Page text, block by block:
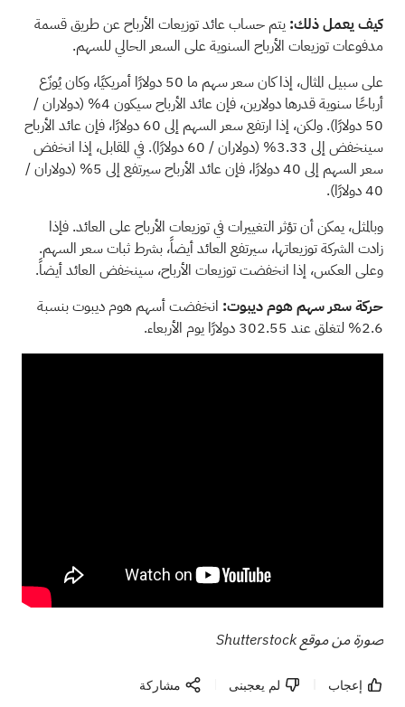
كيف يعمل ذلك: يتم حساب عائد توزيعات الأرباح عن طريق قسمة
مدفوعات توزيعات الأرباح السنوية على السعر الحالي للسهم.
على سبيل المثال، إذا كان سعر سهم ما 50 دولارًا أمريكيًا، وكان يُوزّع
أرباحًا سنوية قدرها دولارين، فإن عائد الأرباح سيكون 4% (دولاران /
50 دولارًا). ولكن، إذا ارتفع سعر السهم إلى 60 دولارًا، فإن عائد الأرباح
سينخفض إلى 3.33% (دولاران / 60 دولارًا). في المقابل، إذا انخفض
سعر السهم إلى 40 دولارًا، فإن عائد الأرباح سيرتفع إلى 5% (دولاران /
40 دولارًا).
وبالمثل، يمكن أن تؤثر التغييرات في توزيعات الأرباح على العائد. فإذا
زادت الشركة توزيعاتها، سيرتفع العائد أيضاً، بشرط ثبات سعر السهم.
وعلى العكس، إذا انخفضت توزيعات الأرباح، سينخفض العائد أيضاً.
حركة سعر سهم هوم ديبوت: انخفضت أسهم هوم ديبوت بنسبة
2.6% لتغلق عند 302.55 دولارًا يوم الأربعاء.
صورة من موقع Shutterstock
إعجاب لم يعجبنى مشاركة